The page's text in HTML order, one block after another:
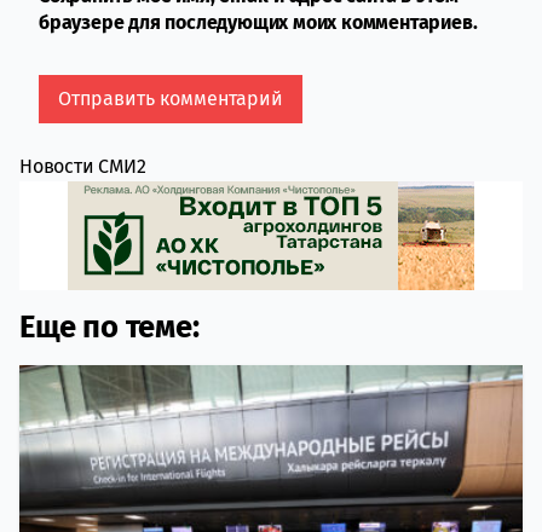
браузере для последующих моих комментариев.
Новости СМИ2
Еще по теме: